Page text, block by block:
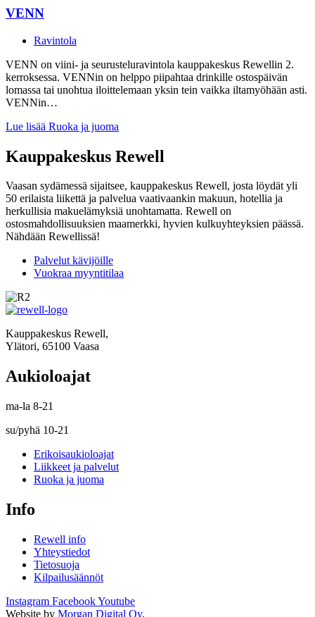
VENN
Ravintola
VENN on viini- ja seurusteluravintola kauppakeskus Rewellin 2.
kerroksessa. VENNin on helppo piipahtaa drinkille ostospäivän
lomassa tai unohtua iloittelemaan yksin tein vaikka iltamyöhään asti.
VENNin…
Lue lisää Ruoka ja juoma
Kauppakeskus Rewell
Vaasan sydämessä sijaitsee, kauppakeskus Rewell, josta löydät yli
50 erilaista liikettä ja palvelua vaativaankin makuun, hotellia ja
herkullisia makuelämyksiä unohtamatta. Rewell on
ostosmahdollisuuksien maamerkki, hyvien kulkuyhteyksien päässä.
Nähdään Rewellissä!
Palvelut kävijöille
Vuokraa myyntitilaa
Kauppakeskus Rewell,
Ylätori, 65100 Vaasa
Aukioloajat
ma-la 8-21
su/pyhä 10-21
Erikoisaukioloajat
Liikkeet ja palvelut
Ruoka ja juoma
Info
Rewell info
Yhteystiedot
Tietosuoja
Kilpailusäännöt
Instagram FacebookYoutube
Website by Morgan Digital Oy.